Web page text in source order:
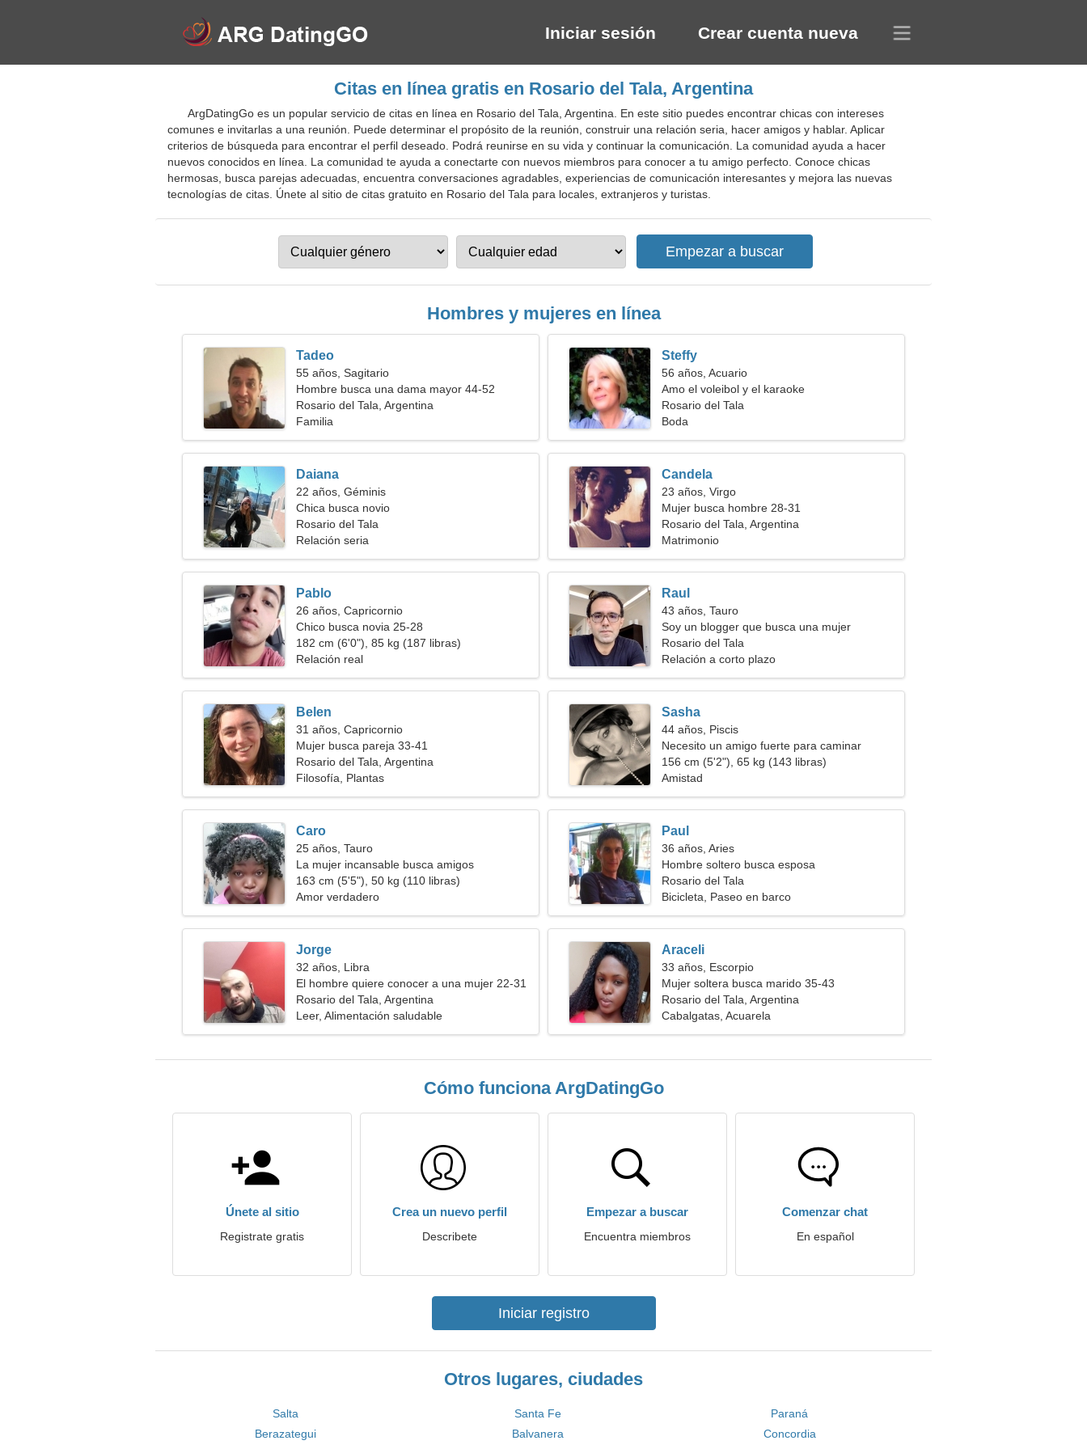
Iniciar sesión Crear cuenta nueva
Citas en línea gratis en Rosario del Tala, Argentina
ArgDatingGo es un popular servicio de citas en línea en Rosario del Tala, Argentina. En este sitio puedes encontrar chicas con intereses
comunes e invitarlas a una reunión. Puede determinar el propósito de la reunión, construir una relación seria, hacer amigos y hablar. Aplicar
criterios de búsqueda para encontrar el perfil deseado. Podrá reunirse en su vida y continuar la comunicación. La comunidad ayuda a hacer
nuevos conocidos en línea. La comunidad te ayuda a conectarte con nuevos miembros para conocer a tu amigo perfecto. Conoce chicas
hermosas, busca parejas adecuadas, encuentra conversaciones agradables, experiencias de comunicación interesantes y mejora las nuevas
tecnologías de citas. Únete al sitio de citas gratuito en Rosario del Tala para locales, extranjeros y turistas.
Hombres y mujeres en línea
Tadeo
55 años, Sagitario
Hombre busca una dama mayor 44-52
Rosario del Tala, Argentina
Familia
Steffy
56 años, Acuario
Amo el voleibol y el karaoke
Rosario del Tala
Boda
Daiana
22 años, Géminis
Chica busca novio
Rosario del Tala
Relación seria
Candela
23 años, Virgo
Mujer busca hombre 28-31
Rosario del Tala, Argentina
Matrimonio
Pablo
26 años, Capricornio
Chico busca novia 25-28
182 cm (6'0"), 85 kg (187 libras)
Relación real
Raul
43 años, Tauro
Soy un blogger que busca una mujer
excepcional
Rosario del Tala
Relación a corto plazo
Belen
31 años, Capricornio
Mujer busca pareja 33-41
Rosario del Tala, Argentina
Filosofía, Plantas
Sasha
44 años, Piscis
Necesito un amigo fuerte para caminar
156 cm (5'2"), 65 kg (143 libras)
Amistad
Caro
25 años, Tauro
La mujer incansable busca amigos
163 cm (5'5"), 50 kg (110 libras)
Amor verdadero
Paul
36 años, Aries
Hombre soltero busca esposa
Rosario del Tala
Bicicleta, Paseo en barco
Jorge
32 años, Libra
El hombre quiere conocer a una mujer 22-31
Rosario del Tala, Argentina
Leer, Alimentación saludable
Araceli
33 años, Escorpio
Mujer soltera busca marido 35-43
Rosario del Tala, Argentina
Cabalgatas, Acuarela
Cómo funciona ArgDatingGo
Únete al sitio
Registrate gratis
Crea un nuevo perfil
Describete
Empezar a buscar
Encuentra miembros
Comenzar chat
En español
Iniciar registro
Otros lugares, ciudades
Salta Santa Fe
Paraná
Berazategui
Balvanera
Concordia